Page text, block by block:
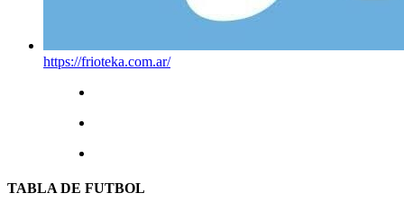
https://frioteka.com.ar/
TABLA DE FUTBOL